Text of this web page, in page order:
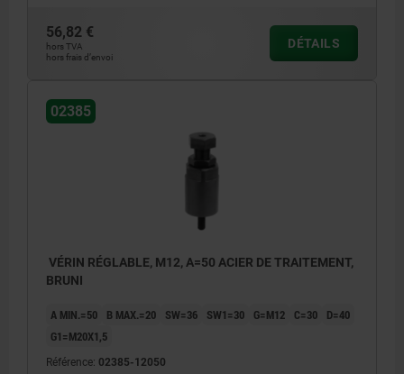
56,82 €
hors TVA
hors frais d’envoi
DÉTAILS
02385
VÉRIN RÉGLABLE, M12, A=50 ACIER DE TRAITEMENT,
BRUNI
A MIN.=50 B MAX.=20 SW=36 SW1=30 G=M12 C=30
D=40
G1=M20X1,5
Référence: 02385-12050